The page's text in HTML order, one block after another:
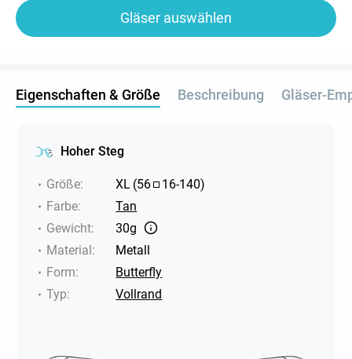
Gläser auswählen
Eigenschaften & Größe Beschreibung Gläser-
Hoher Steg
Größe: XL (56 16-140)
Farbe:
Tan
Gewicht:
30g
Material:
Metall
Form:
Butterfly
Typ: Vollrand